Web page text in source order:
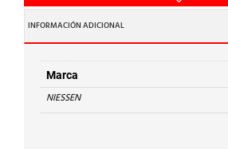
BÁSICO
DE
4
ELEMENTOS
ZENIT
NEGRO
cantidad
INFORMACIÓN ADICIONAL
Marca
NIESSEN